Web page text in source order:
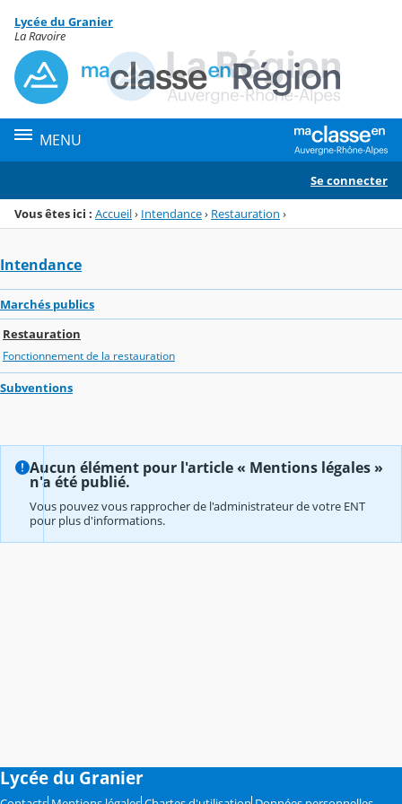
Menu de la rubrique
Contenu
Lycée du Granier
La Ravoire
MENU
Se connecter
Vous êtes ici : Accueil› Intendance› Restauration ›
Intendance
Marchés publics
Restauration
Fonctionnement de la restauration
Subventions
Aucun élément pour l'article « Mentions légales »
n'a été publié.
Vous pouvez vous rapprocher de l'administrateur de votre ENT
pour plus d'informations.
Lycée du Granier